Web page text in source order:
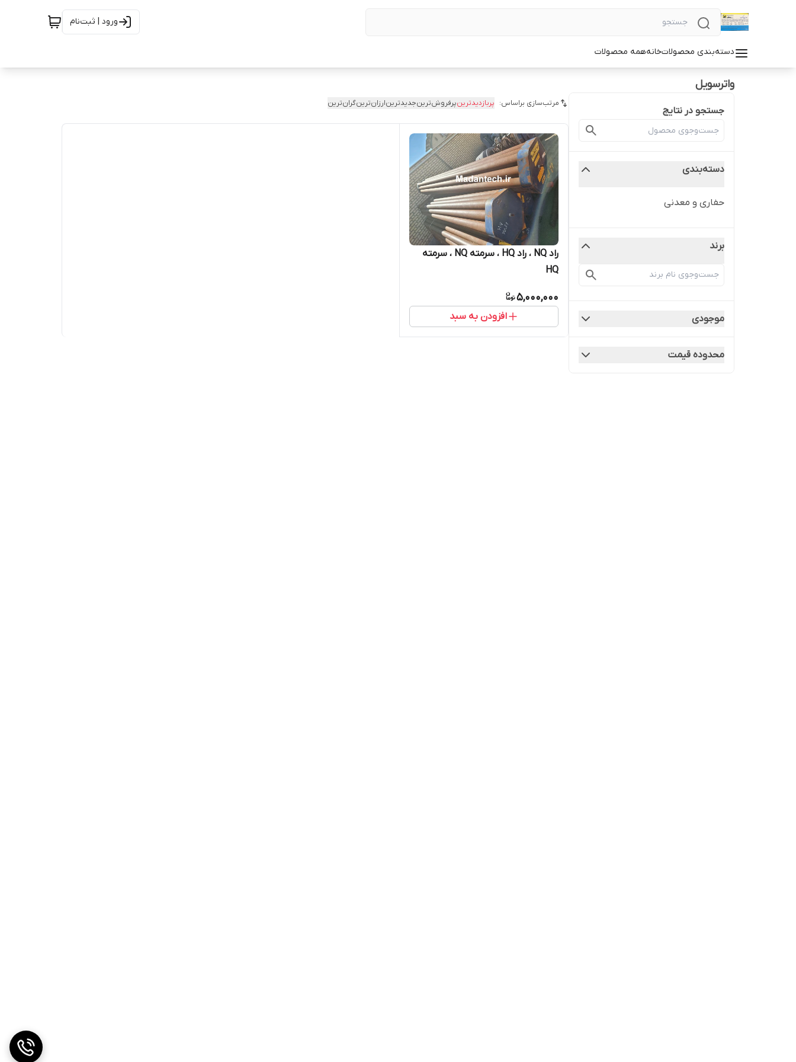
ورود | ثبت‌نام
دسته‌بندی محصولاتخانههمه محصولات
واترسویل
جستجو در نتایج
دسته‌بندی
حفاری و معدنی
برند
موجودی
محدوده قیمت
مرتب‌سازی براساس: پربازدیدترینپرفروش‌ترینجدیدترینارزان‌ترینگران‌ترین
راد NQ ، راد HQ ، سرمته NQ ، سرمته
HQ
5,000,000
افزودن به سبد